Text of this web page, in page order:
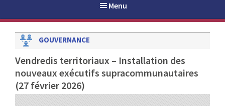
c
e
r
Menu
PAYS / PETR
ANPP
GOUVERNANCE
Vendredis territoriaux – Installation des
nouveaux exécutifs supracommunautaires
(27 février 2026)